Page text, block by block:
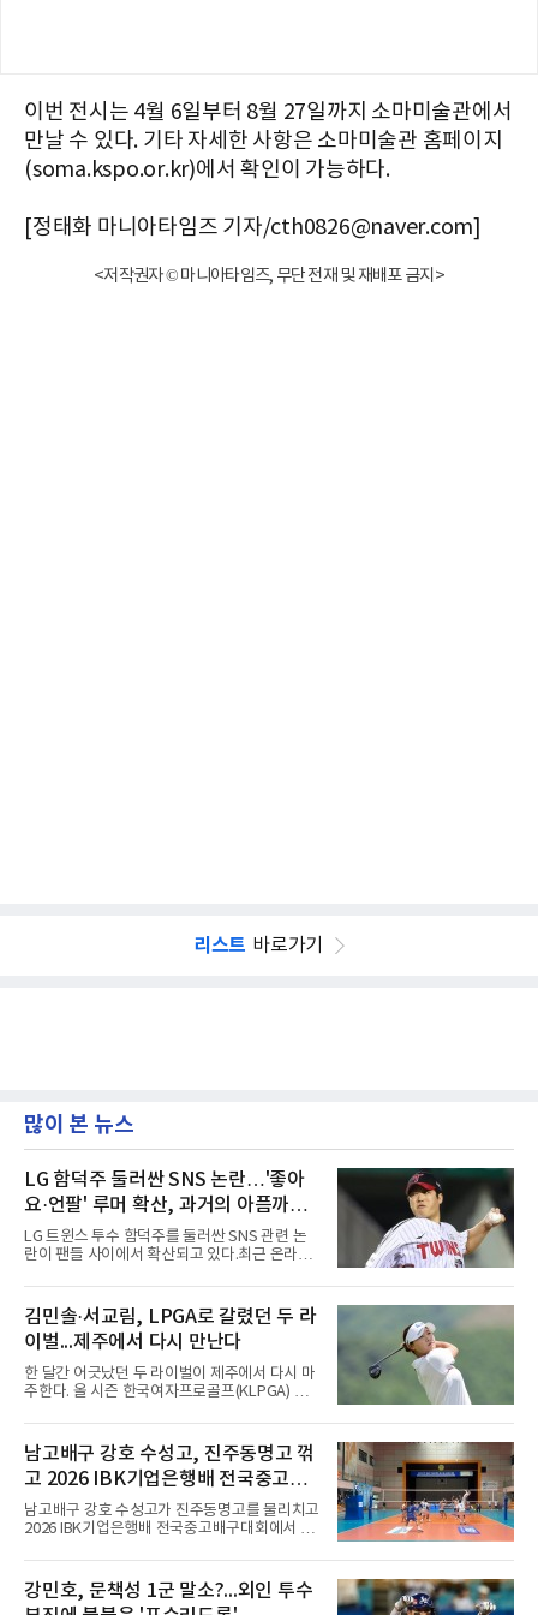
이번 전시는 4월 6일부터 8월 27일까지 소마미술관에서
만날 수 있다. 기타 자세한 사항은 소마미술관 홈페이지
(soma.kspo.or.kr)에서 확인이 가능하다.
[정태화 마니아타임즈 기자/cth0826@naver.com]
<저작권자 © 마니아타임즈, 무단 전재 및 재배포 금지>
리스트 바로가기
많이 본 뉴스
LG 함덕주 둘러싼 SNS 논란…'좋아
요·언팔' 루머 확산, 과거의 아픔까지
소환됐다
LG 트윈스 투수 함덕주를 둘러싼 SNS 관련 논
란이 팬들 사이에서 확산되고 있다.최근 온라인
동과 관련한 여러 소문이 퍼지면서, 과거 LG 이
적 이후 겪었던 일들까지 다시 주목받고 있다.일
각에서는 함덕주가 LG 공식 계정 '언팔' 및 관련
게시물을 정리하고 친정팀 두산 베어스 계정을
팔로우하고 두산과 관련된 흔적만 남겼다는 주
장이 나오고 있다. 또한 상대 팀 선수의 홈런 릴
스에 '좋아요'를 눌렀다는 이야기도 전해지고 있
럼에도 팬들 사이에서 논란이 커진 이유는 그가
LG 이적 후 부상과 재활로
김민솔·서교림, LPGA로 갈렸던 두 라
이벌...제주에서 다시 만난다
한 달간 어긋났던 두 라이벌이 제주에서 다시 마
주한다. 올 시즌 한국여자프로골프(KLPGA) 투
다.KLPGA 투어는 6일 제주도 서귀포시 테디 밸
리 골프 앤 리조트의 밸리·테디 코스(파72)에서
개막하는 제주삼다수 마스터스(총상금 10억원·
우승 상금 1억8천만원)로 하반기를 시작한다.두
선수의 재회 자체가 화제다. 올 시즌 3승으로 대
상 포인트(313점), 상금(9억8천400만원), 평균
타수(70.41타) 등 주요 부문 1위를 달리는 김민
솔이 하이원리조트 여자오픈에 나설 때 서교림
은 LPGA 에비앙 챔피언십에, 서교림
남고배구 강호 수성고, 진주동명고 꺾
고 2026 IBK기업은행배 전국중고배
구대회 4강 진출
남고배구 강호 수성고가 진주동명고를 물리치고
2026 IBK기업은행배 전국중고배구대회에서 18
한국중고배구 2차연맹전 준우승팀 수성고는 4
일 충북 제천 대원대 민송체육관에서 열린 대회
8강전에서 진주동명고를 상대로 공격력이 호조
강민호, 문책성 1군 말소?...외인 투수